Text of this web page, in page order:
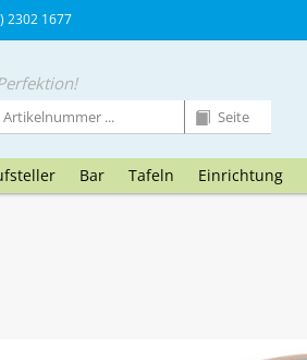
2302 1677
Bar Tafeln Einrichtung